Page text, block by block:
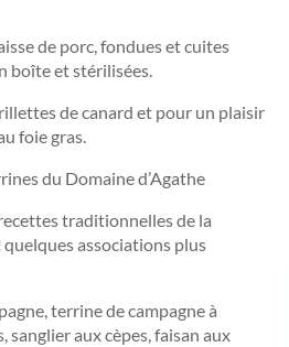
de porc, fondues et cuites
boîte et stérilisées.
de canard et pour un plaisir
foie gras.
du Domaine d’Agathe
traditionnelles de la
associations plus
terrine de campagne à
sanglier aux cèpes, faisan aux